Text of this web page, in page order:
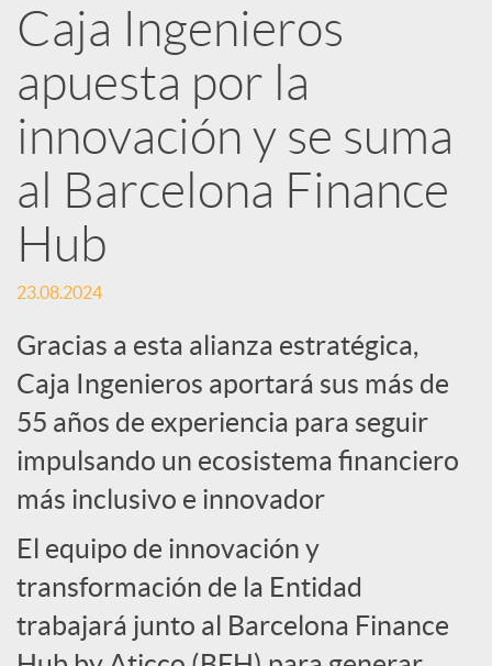
n
R
e
d
e
s
S
o
c
Caja Ingenieros
apuesta por la
innovación y se suma
al Barcelona Finance
Hub
23.08.2024
Gracias a esta alianza estratégica,
Caja Ingenieros aportará sus más de
55 años de experiencia para seguir
impulsando un ecosistema financiero
más inclusivo e innovador
El equipo de innovación y
transformación de la Entidad
trabajará junto al Barcelona Finance